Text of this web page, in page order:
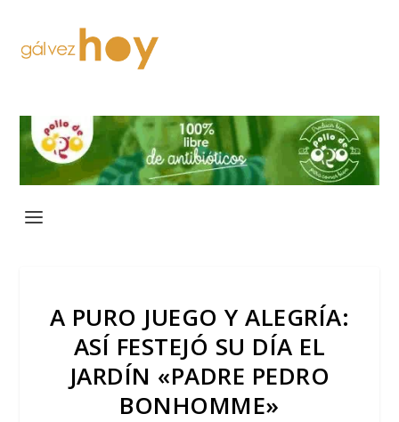
A PURO JUEGO Y ALEGRÍA:
ASÍ FESTEJÓ SU DÍA EL
JARDÍN «PADRE PEDRO
BONHOMME»